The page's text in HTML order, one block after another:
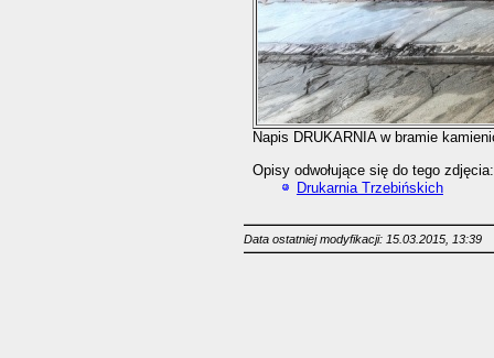
Napis DRUKARNIA w bramie
Opisy odwołujące się do tego zdjęcia:
Drukarnia Trzebińskich
Data ostatniej modyfikacji: 15.03.2015, 13:39